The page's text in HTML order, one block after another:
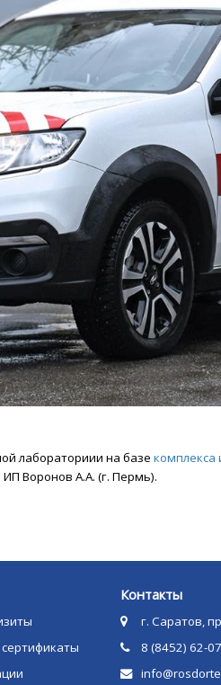
лабораториии на базе комплекса
Воронов А.А. (г. Пермь).
Контакты
г. Саратов,
8 (8452) 62-